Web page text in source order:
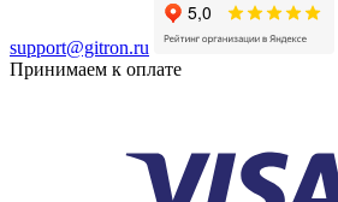
support@gitron.ru
Принимаем к оплате